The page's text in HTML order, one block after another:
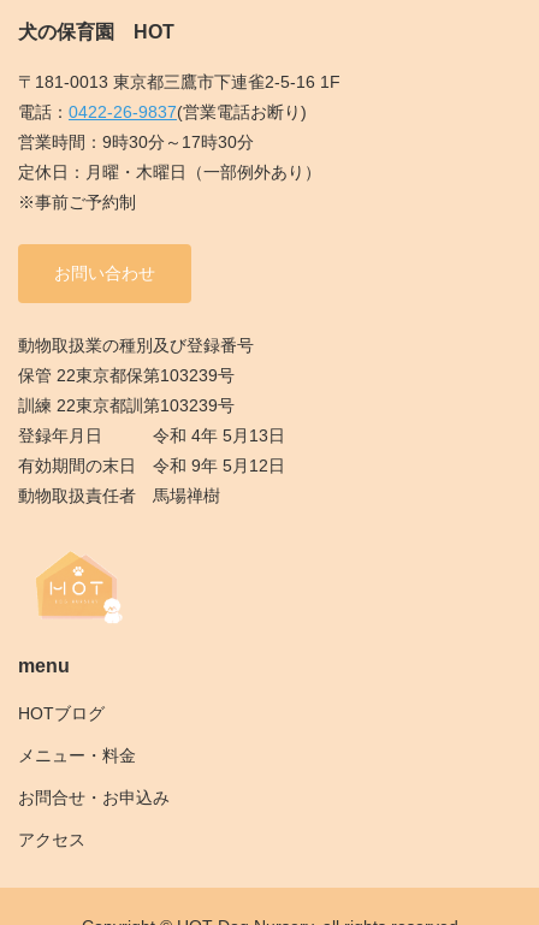
犬の保育園 HOT
〒181-0013 東京都三鷹市下連雀2-5-16 1F
電話： 0422-26-9837(営業電話お断り)
営業時間：9時30分～17時30分
定休日：月曜・木曜日（一部例外あり）
※事前ご予約制
お問い合わせ
動物取扱業の種別及び登録番号
保管 22東京都保第103239号
訓練 22東京都訓第103239号
登録年月日 令和 4年 5月13日
有効期間の末日 令和 9年 5月12日
動物取扱責任者 馬場禅樹
menu
HOTブログ
メニュー・料金
お問合せ・お申込み
アクセス